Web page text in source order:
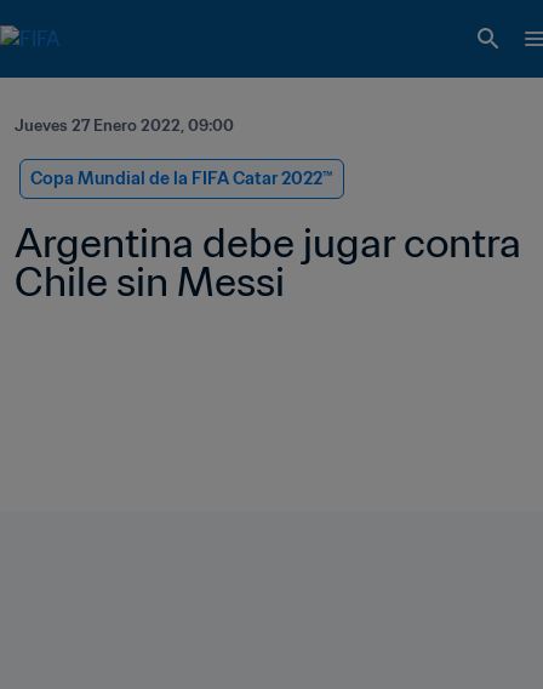
Jueves 27 Enero 2022, 09:00
Copa Mundial de la FIFA Catar 2022™
Argentina debe jugar contra
Chile sin Messi